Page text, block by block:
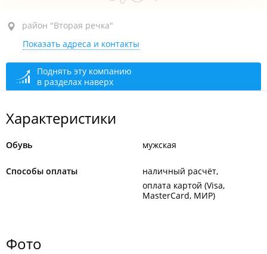
район "Вторая речка", ул. Русская, 44
ТЦ "Универсам", 2-й этаж, бут. 225а
сегодня закрыто
район "Вторая речка"
Показать адреса и контакты
Поднять эту компанию
в разделах наверх
Характеристики
Обувь мужская
Способы оплаты
наличный расчёт
оплата картой (Visa,
MasterCard, МИР)
Фото